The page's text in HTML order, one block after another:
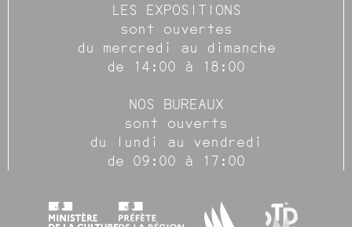
LES EXPOSITIONS
sont ouvertes
du mercredi au dimanche
de 14:00 à 18:00
NOS BUREAUX
sont ouverts
du lundi au vendredi
de 09:00 à 17:00